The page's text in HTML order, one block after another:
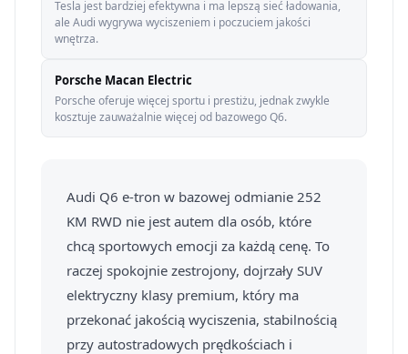
Tesla jest bardziej efektywna i ma lepszą sieć ładowania,
ale Audi wygrywa wyciszeniem i poczuciem jakości
wnętrza.
Porsche Macan Electric
Porsche oferuje więcej sportu i prestiżu, jednak zwykle
kosztuje zauważalnie więcej od bazowego Q6.
Audi Q6 e-tron w bazowej odmianie 252
KM RWD nie jest autem dla osób, które
chcą sportowych emocji za każdą cenę. To
raczej spokojnie zestrojony, dojrzały SUV
elektryczny klasy premium, który ma
przekonać jakością wyciszenia, stabilnością
przy autostradowych prędkościach i